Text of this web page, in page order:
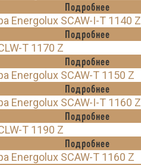
Подробнее
SCAW-I-T 1140 Z
Подробнее
T 1170 Z
Подробнее
SCAW-T 1150 Z
Подробнее
SCAW-I-T 1160 Z
Подробнее
T 1190 Z
Подробнее
SCAW-T 1160 Z